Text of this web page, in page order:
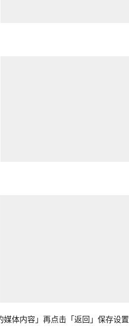
体内容」再点击「返回」保存设置